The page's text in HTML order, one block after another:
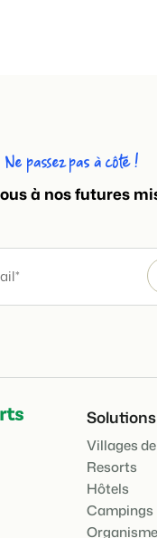
Ne passez pas à côté !
à nos futures
Solutions
Villages
Resorts
Hôtels
Campings